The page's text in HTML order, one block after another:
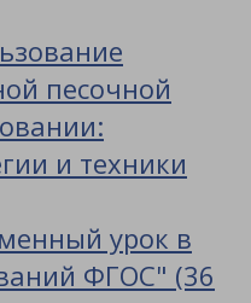
песочной
и техники
урок в
ФГОС" (36